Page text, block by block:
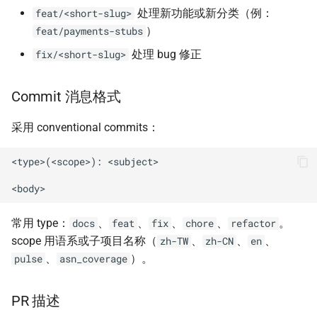
feat/<short-slug> 处理新功能或新分类（例：
feat/payments-stubs ）
fix/<short-slug> 处理 bug 修正
Commit 消息格式
采用 conventional commits：
<type>(<scope>): <subject>
常用 type： docs 、 feat 、 fix 、 chore 、 refactor 。
scope 用语系或子项目名称（ zh-TW 、 zh-CN 、 en 、
pulse 、 asn_coverage ）。
PR 描述